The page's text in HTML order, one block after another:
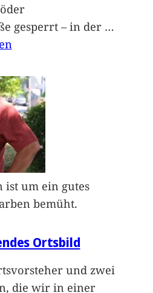
gesperrt – in der …
ist um ein gutes
bemüht.
Ortsbild
und zwei
die wir in einer